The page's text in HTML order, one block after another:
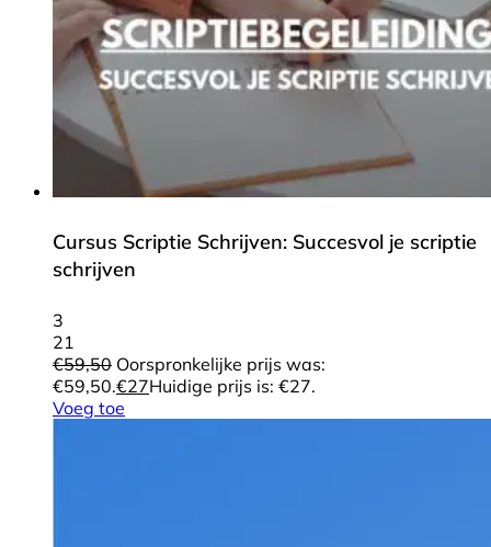
Cursus Scriptie Schrijven: Succesvol je scriptie
schrijven
3
21
€59,50 Oorspronkelijke prijs was:
€59,50.€27Huidige prijs is: €27.
Voeg toe